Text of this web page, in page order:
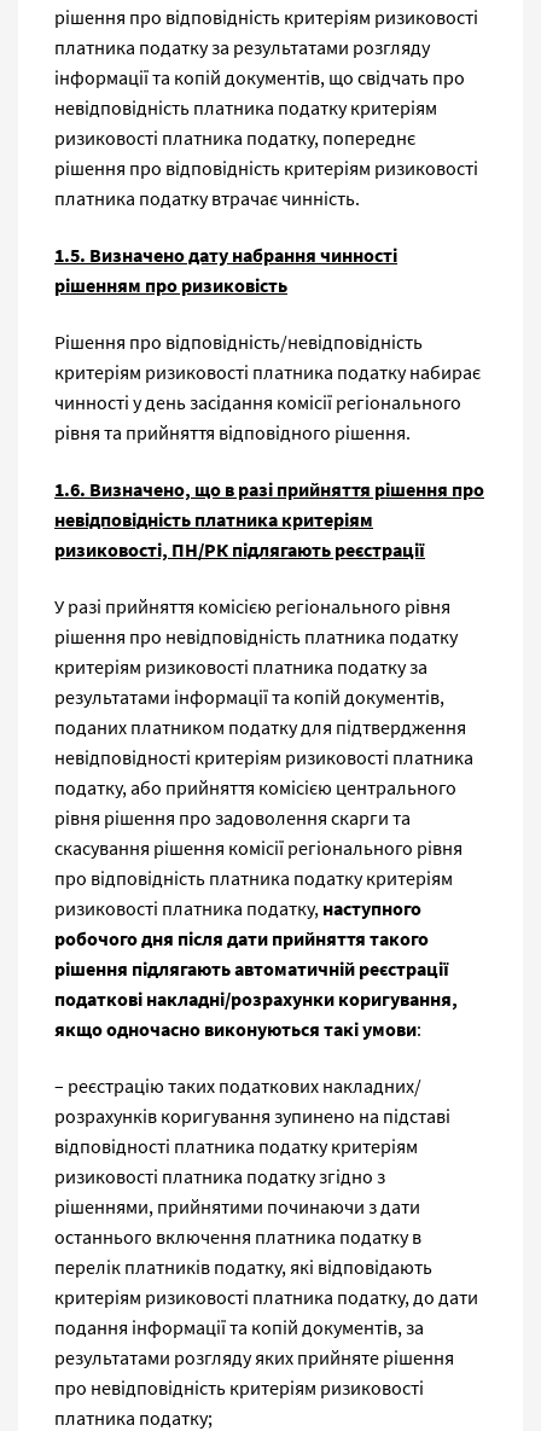
рішення про відповідність критеріям ризиковості
платника податку за результатами розгляду
інформації та копій документів, що свідчать про
невідповідність платника податку критеріям
ризиковості платника податку, попереднє
рішення про відповідність критеріям ризиковості
платника податку втрачає чинність.
1.5. Визначено дату набрання чинності
рішенням про ризиковість
Рішення про відповідність/невідповідність
критеріям ризиковості платника податку набирає
чинності у день засідання комісії регіонального
рівня та прийняття відповідного рішення.
1.6. Визначено, що в разі прийняття рішення про
невідповідність платника критеріям
ризиковості, ПН/РК підлягають реєстрації
У разі прийняття комісією регіонального рівня
рішення про невідповідність платника податку
критеріям ризиковості платника податку за
результатами інформації та копій документів,
поданих платником податку для підтвердження
невідповідності критеріям ризиковості платника
податку, або прийняття комісією центрального
рівня рішення про задоволення скарги та
скасування рішення комісії регіонального рівня
про відповідність платника податку критеріям
ризиковості платника податку, наступного
робочого дня після дати прийняття такого
рішення підлягають автоматичній реєстрації
податкові накладні/розрахунки коригування,
якщо одночасно виконуються такі умови:
– реєстрацію таких податкових накладних/
розрахунків коригування зупинено на підставі
відповідності платника податку критеріям
ризиковості платника податку згідно з
рішеннями, прийнятими починаючи з дати
останнього включення платника податку в
перелік платників податку, які відповідають
критеріям ризиковості платника податку, до дати
подання інформації та копій документів, за
результатами розгляду яких прийняте рішення
про невідповідність критеріям ризиковості
платника податку;